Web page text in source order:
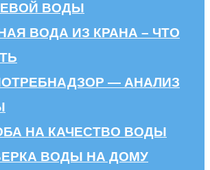
ВОДЫ
ВОДА ИЗ КРАНА – ЧТО
— АНАЛИЗ
НА КАЧЕСТВО ВОДЫ
ВОДЫ НА ДОМУ